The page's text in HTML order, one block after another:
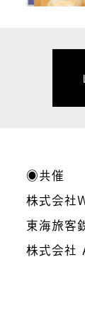
◉共催
株式会社
東海旅客
株式会社